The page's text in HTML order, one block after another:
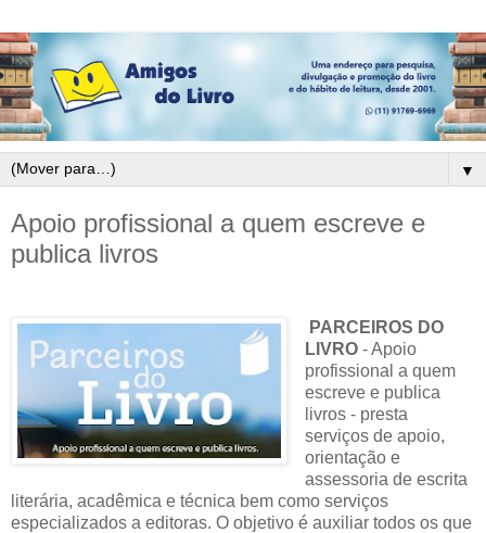
▼
Apoio profissional a quem escreve e
publica livros
PARCEIROS DO
LIVRO- Apoio
profissional a quem
escreve e publica
livros - presta
serviços de apoio,
orientação e
assessoria de escrita
literária, acadêmica e técnica bem como serviços
especializados a editoras. O objetivo é auxiliar todos os que